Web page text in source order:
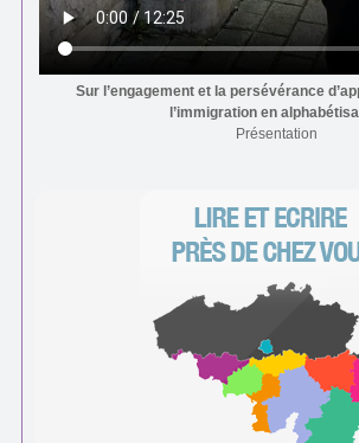
Sur l’engagement et la persévérance
l’immigration en
Présentation